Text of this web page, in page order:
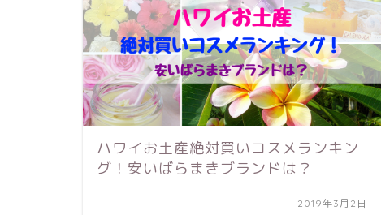
ハワイお土産絶対買いコスメランキン
グ！安いばらまきブランドは？
2019年3月2日